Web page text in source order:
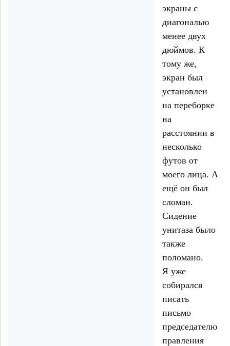
экраны с
диагональю
менее двух
дюймов. К
тому же,
экран был
установлен
на переборке
на
расстоянии в
несколько
футов от
моего лица. А
ещё он был
сломан.
Сидение
унитаза было
также
поломано.
Я уже
собирался
писать
письмо
председателю
правления